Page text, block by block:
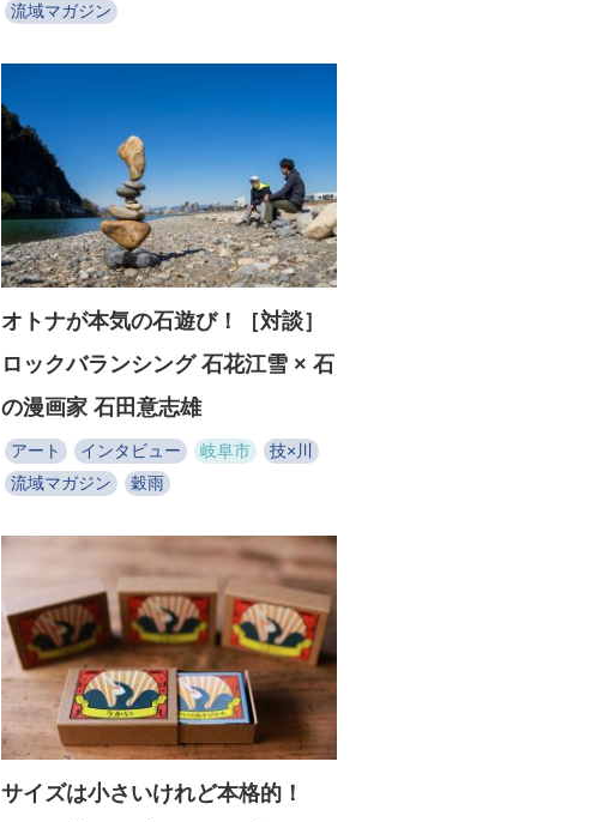
流域マガジン
オトナが本気の石遊び！［対談］
ロックバランシング 石花江雪 × 石
の漫画家 石田意志雄
アート インタビュー 岐阜市
技×川
流域マガジン
穀雨
サイズは小さいけれど本格的！